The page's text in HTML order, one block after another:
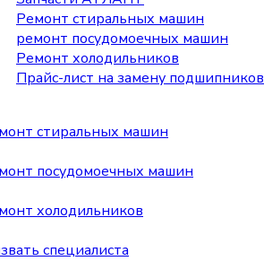
Ремонт стиральных машин
ремонт посудомоечных машин
Ремонт холодильников
Прайс-лист на замену подшипников
стиральных машин
посудомоечных машин
холодильников
специалиста